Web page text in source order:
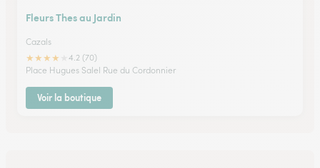
Fleurs Thes au Jardin
Cazals
★★★★
4.2 (70)
Place Hugues Salel Rue du Cordonnier
Voir la boutique